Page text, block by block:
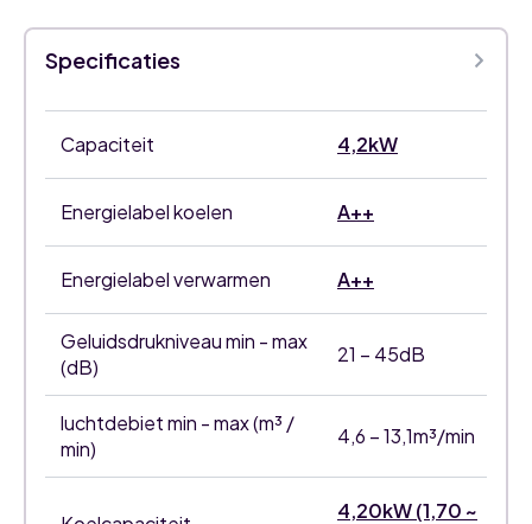
Specificaties
Capaciteit 4,2kW
Energielabel koelen A++
Energielabel verwarmen A++
Geluidsdrukniveau min - max
(dB)
21 – 45dB
luchtdebiet min - max (m³ /
min)
4,6 – 13,1m³/min
4,20kW (1,70 ~